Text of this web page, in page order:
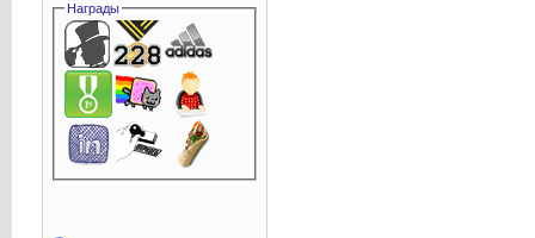
Награды